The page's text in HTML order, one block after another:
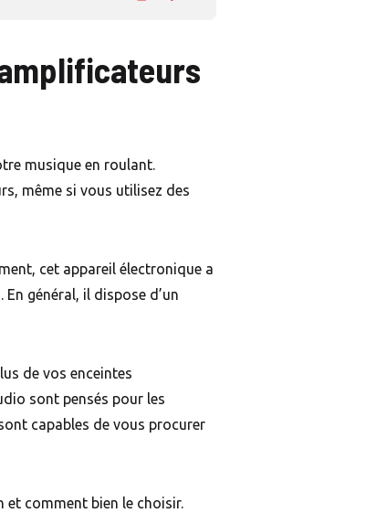
amplificateurs
musique en roulant.
même si vous utilisez des
cet appareil électronique a
général, il dispose d’un
de vos enceintes
sont pensés pour les
capables de vous procurer
et comment bien le choisir.